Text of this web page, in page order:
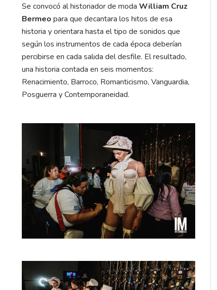
Se convocó al historiador de moda William Cruz
Bermeo para que decantara los hitos de esa
historia y orientara hasta el tipo de sonidos que
según los instrumentos de cada época deberían
percibirse en cada salida del desfile. El resultado,
una historia contada en seis momentos:
Renacimiento, Barroco, Romanticismo, Vanguardia,
Posguerra y Contemporaneidad.